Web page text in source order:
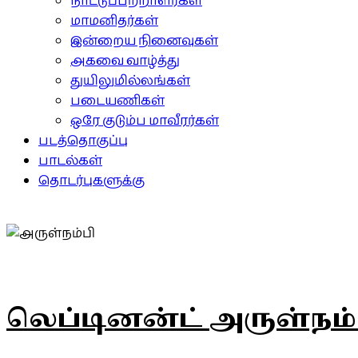
மாமனிதர்கள்
இன்றைய நினைவுகள்
அகவை வாழ்த்து
துயிலுமில்லங்கள்
படையணிகள்
ஒரே குடும்ப மாவீரர்கள்
படத்தொகுப்பு
பாடல்கள்
தொடர்புகளுக்கு
லெப்டினன்ட்